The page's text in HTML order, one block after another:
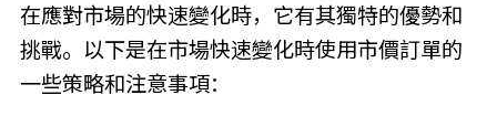
在應對市場的快速變化時，它有其獨特的優勢和
挑戰。以下是在市場快速變化時使用市價訂單的
一些策略和注意事項：